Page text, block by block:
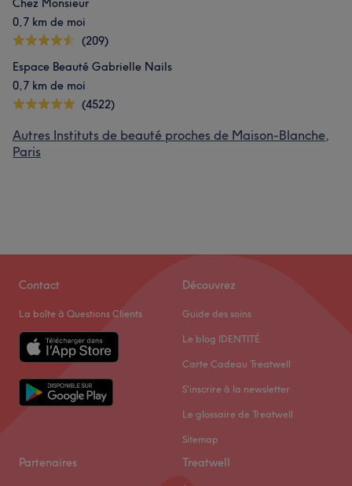
Chez Monsieur
0,7 km de moi
(209)
Espace Beauté Gabrielle Nails
0,7 km de moi
(4522)
Autres Instituts de beauté proches de Maison-Blanche,
Paris
Contact
La boîte à Questions Clients
Découvrez
Guide des soins
Le blog IDENTITÉ
Carte Cadeau Treatwell
S'inscrire à la newsletter
Le glossaire de Treatwell
Sitemap
Partenaires Treatwell